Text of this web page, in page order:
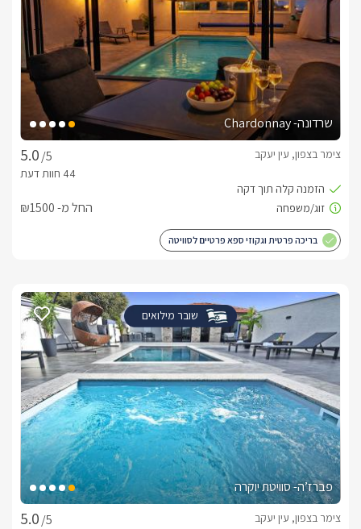
שרדונה- Chardonnay
/5
צימר בצפון, עין יעקב
החל מ- ₪1500
בריכה פרטית וגקוזי ספא פרטיים לסוויטה
שובר מילואים
פברז’ה- סוויטת יוקרה
/5
צימר בצפון, עין יעקב